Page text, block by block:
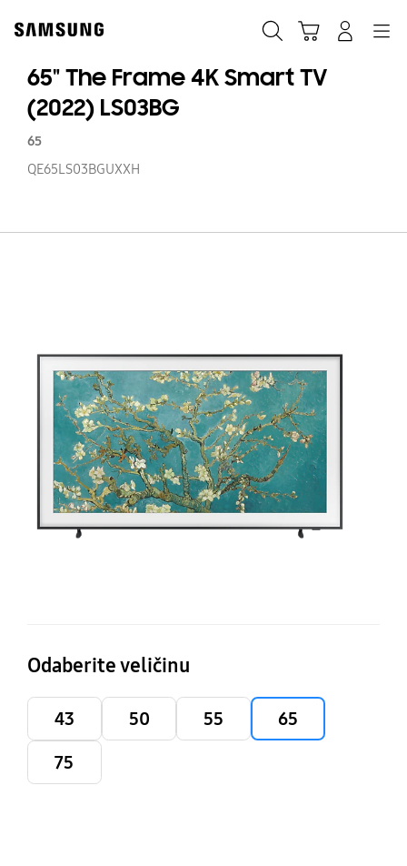
content
accessibility
65" The Frame 4K Smart TV
(2022) LS03BG
65
QE65LS03BGUXXH
Odaberite veličinu
43 50 55
65
75